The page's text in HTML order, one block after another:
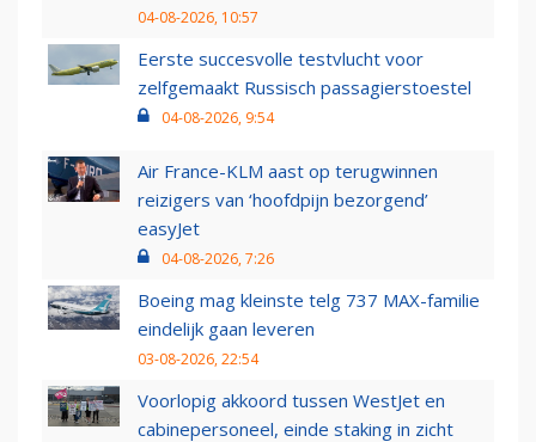
04-08-2026, 10:57
Eerste succesvolle testvlucht voor
zelfgemaakt Russisch passagierstoestel
04-08-2026, 9:54
Air France-KLM aast op terugwinnen
reizigers van ‘hoofdpijn bezorgend’
easyJet
04-08-2026, 7:26
Boeing mag kleinste telg 737 MAX-familie
eindelijk gaan leveren
03-08-2026, 22:54
Voorlopig akkoord tussen WestJet en
cabinepersoneel, einde staking in zicht